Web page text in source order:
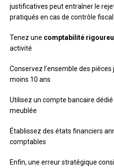
justificatives peut entraîner le
pratiqués en cas de contrôle
Tenez une comptabilité
activité
Conservez l’ensemble des
moins 10 ans
Utilisez un compte bancaire
meublée
Établissez des états financiers
comptables
Enfin, une erreur stratégique